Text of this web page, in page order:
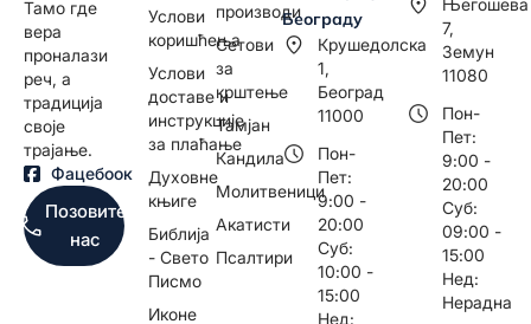
Тамо где
вера
проналази
реч, а
традиција
своје
трајање.
Фацебоок
Позовите
нас
Услови
коришћења
Услови
доставе и
инструкције
за плаћање
Духовне
књиге
Библија
- Свето
Писмо
Иконе
производи
Сетови
за
крштење
Тамјан
Кандила
Молитвеници
Акатисти
Псалтири
Београду
Крушедолска
1,
Београд
11000
Пон-
Пет:
9:00 -
20:00
Суб:
10:00 -
15:00
Нед:
Његошева
7,
Земун
11080
Пон-
Пет:
9:00 -
20:00
Суб:
09:00 -
15:00
Нед:
Нерадна